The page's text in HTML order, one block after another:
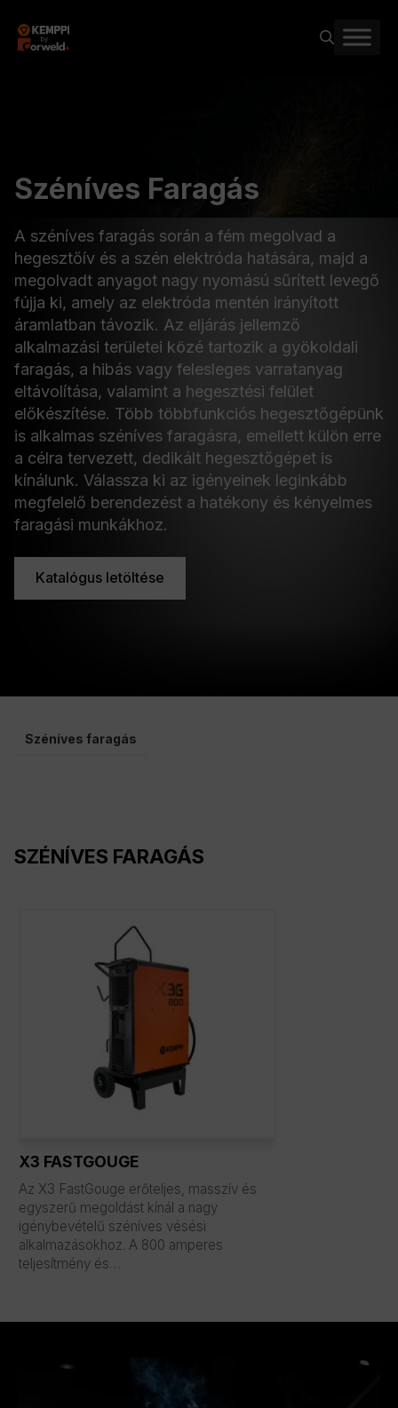
tartalomba
Széníves Faragás
A széníves faragás során a fém megolvad a
hegesztőív és a szén elektróda hatására, majd a
megolvadt anyagot nagy nyomású sűrített levegő
fújja ki, amely az elektróda mentén irányított
áramlatban távozik. Az eljárás jellemző
alkalmazási területei közé tartozik a gyökoldali
faragás, a hibás vagy felesleges varratanyag
eltávolítása, valamint a hegesztési felület
előkészítése. Több többfunkciós hegesztőgépünk
is alkalmas széníves faragásra, emellett külön erre
a célra tervezett, dedikált hegesztőgépet is
kínálunk. Válassza ki az igényeinek leginkább
megfelelő berendezést a hatékony és kényelmes
faragási munkákhoz.
Katalógus letöltése
Széníves faragás
SZÉNÍVES FARAGÁS
X3 FASTGOUGE
Az X3 FastGouge erőteljes, masszív és
egyszerű megoldást kínál a nagy
igénybevételű széníves vésési
alkalmazásokhoz. A 800 amperes
teljesítmény és…